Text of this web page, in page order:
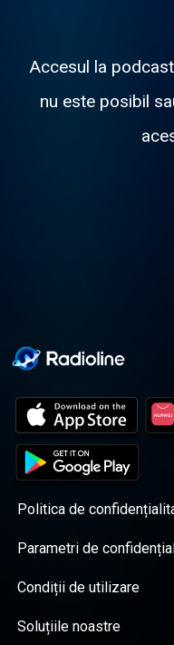
Accesul la
nu este posibil
Politica de
Parametri de
Condiții de utilizare
Soluțiile noastre